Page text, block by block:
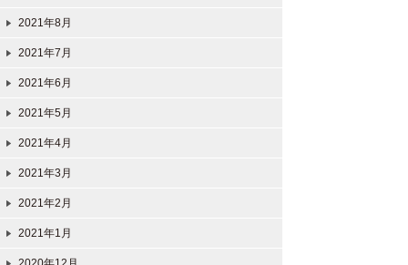
2021年8月
2021年7月
2021年6月
2021年5月
2021年4月
2021年3月
2021年2月
2021年1月